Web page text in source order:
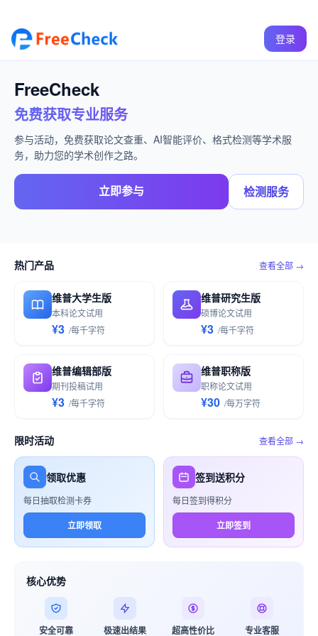
登录
FreeCheck
免费获取专业服务
参与活动，免费获取论文查重、AI智能评价、格式检测等学术服
务，助力您的学术创作之路。
立即参与 检测服务
热门产品 查看全部 →
维普大学生版
本科论文试用
¥3 /每千字符
维普研究生版
硕博论文试用
¥3 /每千字符
维普编辑部版
期刊投稿试用
¥3 /每千字符
维普职称版
职称论文试用
¥30 /每万字符
限时活动 查看全部 →
领取优惠
每日抽取检测卡券
立即领取
签到送积分
每日签到得积分
立即签到
核心优势
安全可靠 极速出结果 超高性价比 专业客服